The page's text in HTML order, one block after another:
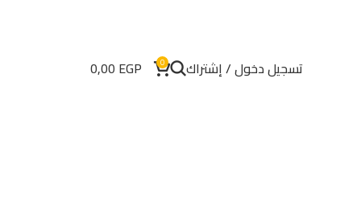
تسجيل دخول / إشتراك 0
0,00 EGP